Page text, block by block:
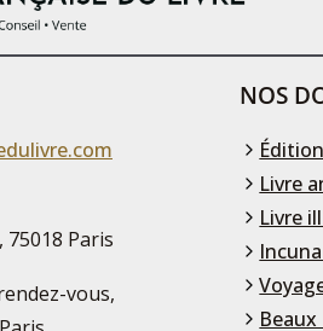
Paris
vous,
NOS
Livre
Livre